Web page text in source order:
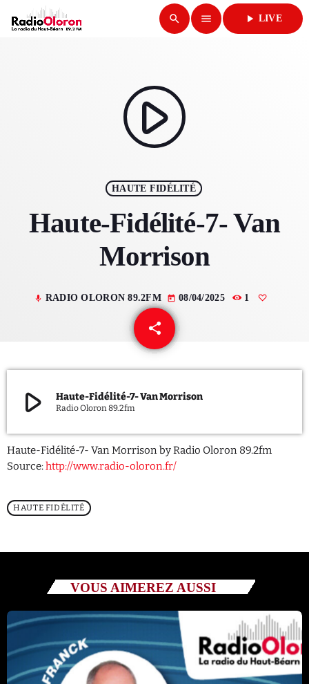
search menu play_arrow LIVE
close
ACTUALITÉS
QUI SOMMES NOUS ?
CONTACT
ADHÉRER OU SOUTENIR
juillet 2026
août 2025
Catégories
play_arrow
HAUTE FIDÉLITÉ
Haute-Fidélité-7- Van
Morrison
mic RADIO OLORON 89.2FM today 08/04/2025 1
share
email
play_arrow Haute-Fidélité-7- Van Morrison
Radio Oloron 89.2fm
Haute-Fidélité-7- Van Morrison by Radio Oloron 89.2fm
Source:http://www.radio-oloron.fr/
HAUTE FIDÉLITÉ
VOUS AIMEREZ AUSSI